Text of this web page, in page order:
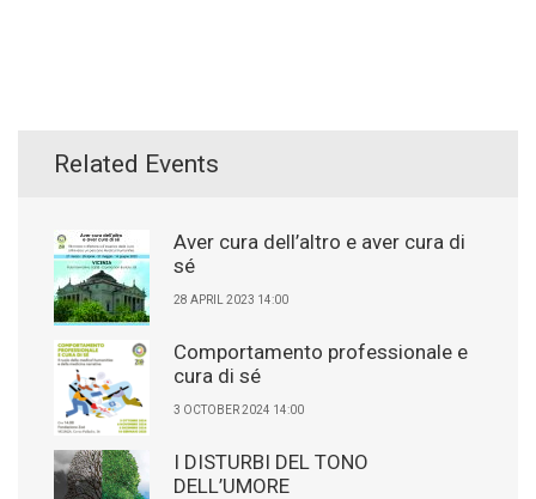
Related Events
Aver cura dell’altro e aver cura di
sé
28 APRIL 2023 14:00
Comportamento professionale e
cura di sé
3 OCTOBER 2024 14:00
I DISTURBI DEL TONO
DELL’UMORE